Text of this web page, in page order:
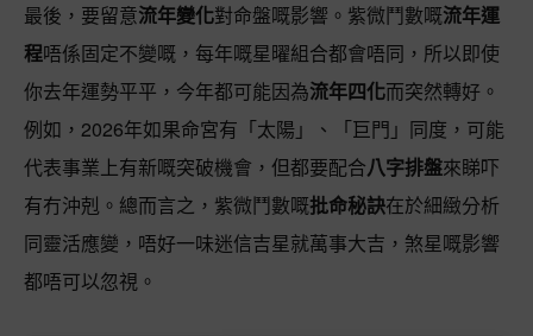
最後，要留意流年變化對命盤嘅影響。紫微鬥數嘅流年運
程唔係固定不變嘅，每年嘅星曜組合都會唔同，所以即使
你去年運勢平平，今年都可能因為流年四化而突然轉好。
例如，2026年如果命宮有「太陽」、「巨門」同度，可能
代表事業上有新嘅突破機會，但都要配合八字排盤來睇吓
有冇沖剋。總而言之，紫微鬥數嘅批命秘訣在於細緻分析
同靈活應變，唔好一味迷信吉星就萬事大吉，煞星嘅影響
都唔可以忽視。